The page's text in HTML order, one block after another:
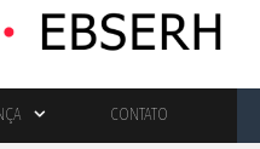
CONTATO